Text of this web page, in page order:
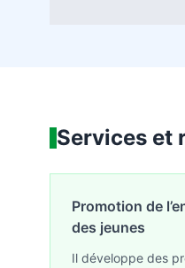
Services et
Promotion de
des jeunes
Il développe des